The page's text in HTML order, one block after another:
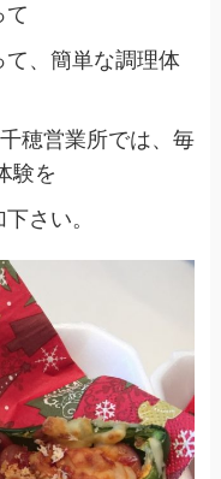
て
、簡単な調理体
穂営業所では、毎
験を
さい。